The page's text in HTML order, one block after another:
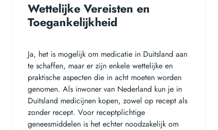
Wettelijke Vereisten en
Toegankelijkheid
Ja, het is mogelijk om medicatie in Duitsland aan
te schaffen, maar er zijn enkele wettelijke en
praktische aspecten die in acht moeten worden
genomen. Als inwoner van Nederland kun je in
Duitsland medicijnen kopen, zowel op recept als
zonder recept. Voor receptplichtige
geneesmiddelen is het echter noodzakelijk om